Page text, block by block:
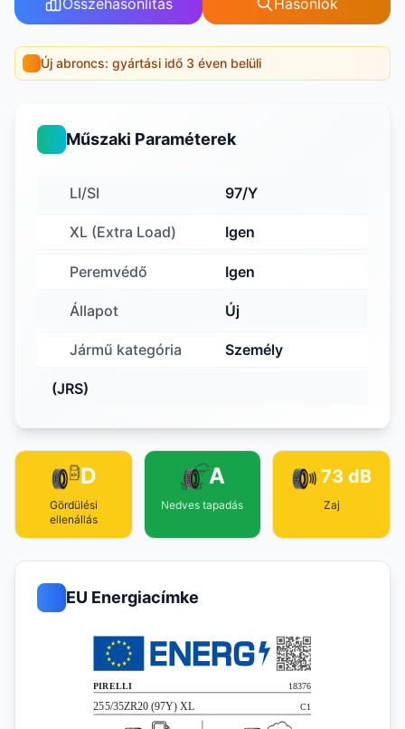
Összehasonlítás Hasonlók
Új abroncs: gyártási idő 3 éven belüli
Műszaki Paraméterek
LI/SI 97/Y
XL (Extra Load) Igen
Peremvédő Igen
Állapot Új
Jármű kategória Személy
(JRS)
D
Gördülési
ellenállás
A
Nedves tapadás
73 dB
Zaj
EU Energiacímke